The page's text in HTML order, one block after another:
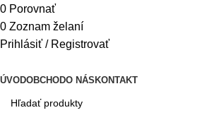
0 Porovnať
0 Zoznam želaní
Prihlásiť / Registrovať
ÚVODOBCHODO NÁS KONTAKT